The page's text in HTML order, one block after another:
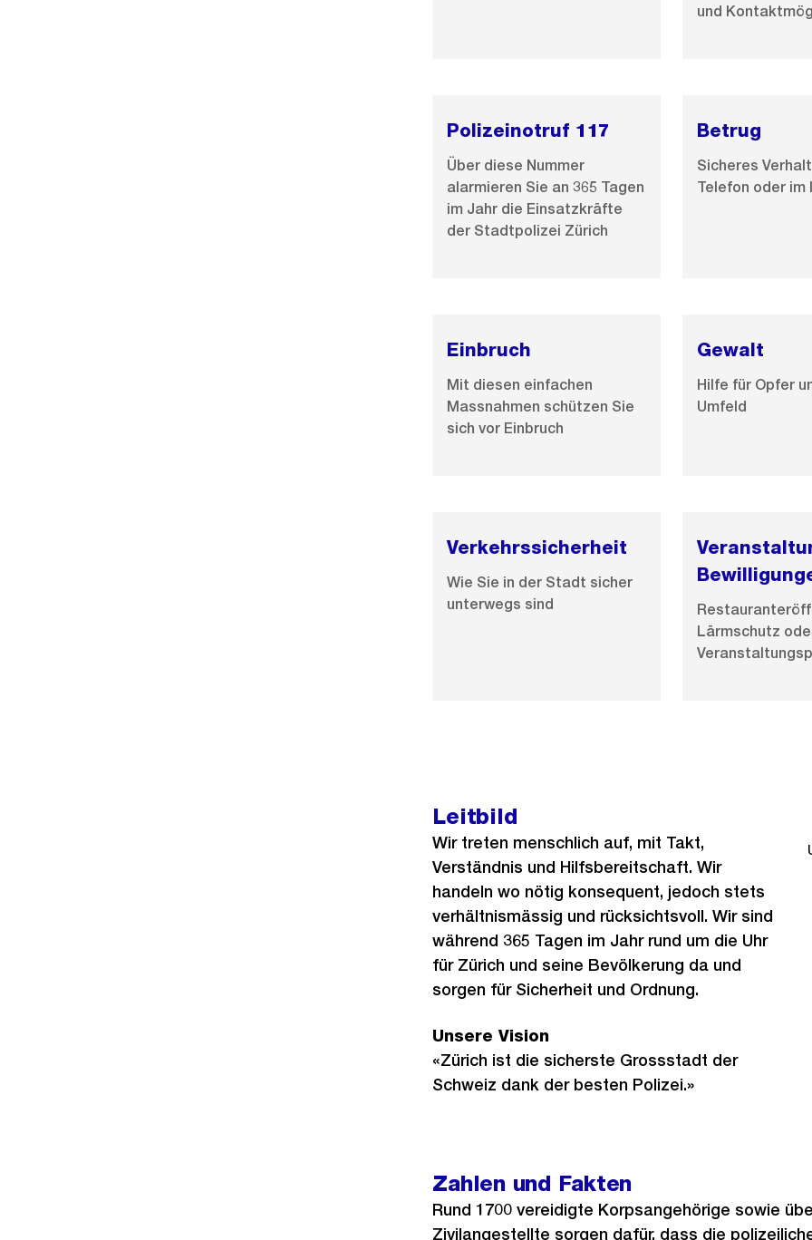
und
Polizeinotruf 117
Über diese Nummer
alarmieren Sie an 365 Tagen
im Jahr die Einsatzkräfte
der Stadtpolizei Zürich
Betrug
Sicheres
Telefon oder im
Einbruch
Mit diesen einfachen
Massnahmen schützen Sie
sich vor Einbruch
Gewalt
Hilfe für Opfer
Umfeld
Verkehrssicherheit
Wie Sie in der Stadt sicher
unterwegs sind
Lärmschutz
Leitbild
Wir treten menschlich auf, mit Takt,
Verständnis und Hilfsbereitschaft. Wir
handeln wo nötig konsequent, jedoch stets
verhältnismässig und rücksichtsvoll. Wir sind
während 365 Tagen im Jahr rund um die Uhr
für Zürich und seine Bevölkerung da und
sorgen für Sicherheit und Ordnung.
Unsere Vision
«Zürich ist die sicherste Grossstadt der
Schweiz dank der besten Polizei.»
Zahlen und Fakten
Rund 1700 vereidigte Korpsangehörige sowie
Zivilangestellte sorgen dafür, dass die